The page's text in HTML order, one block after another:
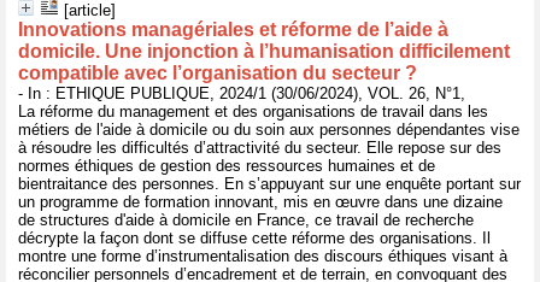
[article]
Innovations managériales et réforme de l’aide à
domicile. Une injonction à l’humanisation difficilement
compatible avec l’organisation du secteur ?
- In : ETHIQUE PUBLIQUE, 2024/1 (30/06/2024), VOL. 26, N°1,
La réforme du management et des organisations de travail dans les
métiers de l'aide à domicile ou du soin aux personnes dépendantes vise
à résoudre les difficultés d’attractivité du secteur. Elle repose sur des
normes éthiques de gestion des ressources humaines et de
bientraitance des personnes. En s’appuyant sur une enquête portant sur
un programme de formation innovant, mis en œuvre dans une dizaine
de structures d'aide à domicile en France, ce travail de recherche
décrypte la façon dont se diffuse cette réforme des organisations. Il
montre une forme d’instrumentalisation des discours éthiques visant à
réconcilier personnels d’encadrement et de terrain, en convoquant des